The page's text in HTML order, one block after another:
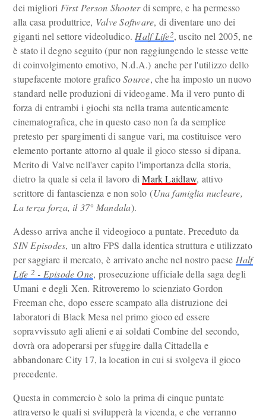
dei migliori First Person Shooterdi sempre, e ha permesso
alla casa produttrice, Valve Software, di diventare uno dei
giganti nel settore videoludico. Half Life2, uscito nel 2005, ne
è stato il degno seguito (pur non raggiungendo le stesse vette
di coinvolgimento emotivo, N.d.A.) anche per l'utilizzo dello
stupefacente motore graficoSource, che ha imposto un nuovo
standard nelle produzioni di videogame. Ma il vero punto di
forza di entrambi i giochi sta nella trama autenticamente
cinematografica, che in questo caso non fa da semplice
pretesto per spargimenti di sangue vari, ma costituisce vero
elemento portante attorno al quale il gioco stesso si dipana.
Merito di Valve nell'aver capito l'importanza della storia,
dietro la quale si cela il lavoro diMark Laidlaw, attivo
scrittore di fantascienza e non solo (Una famiglia nucleare,
La terza forza, il 37° Mandala).
Adesso arriva anche il videogioco a puntate. Preceduto da
SIN Episodes, un altro FPS dalla identica struttura e utilizzato
per saggiare il mercato, è arrivato anche nel nostro paese Half
Life 2 - Episode One, prosecuzione ufficiale della saga degli
Umani e degli Xen. Ritroveremo lo scienziato Gordon
Freeman che, dopo essere scampato alla distruzione dei
laboratori di Black Mesa nel primo gioco ed essere
sopravvissuto agli alieni e ai soldati Combine del secondo,
dovrà ora adoperarsi per sfuggire dalla Cittadella e
abbandonare City 17, la location in cui si svolgeva il gioco
precedente.
Questa in commercio è solo la prima di cinque puntate
attraverso le quali si svilupperà la vicenda, e che verranno